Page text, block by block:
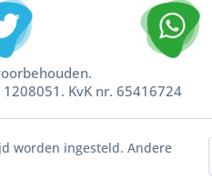
KvK nr. 65416724
worden ingesteld. Andere